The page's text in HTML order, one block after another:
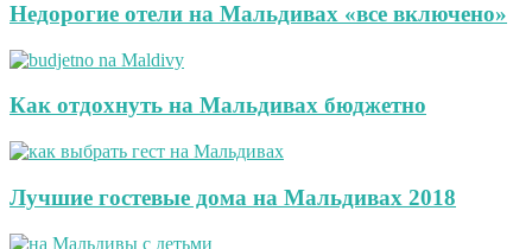
Недорогие отели на Мальдивах «все включено»
Как отдохнуть на Мальдивах бюджетно
Лучшие гостевые дома на Мальдивах 2018